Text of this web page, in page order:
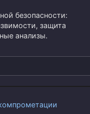
безопасности:
защита
анализы.